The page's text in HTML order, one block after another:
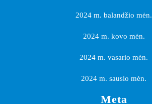
2024 m. balandžio mėn.
2024 m. kovo mėn.
2024 m. vasario mėn.
2024 m. sausio mėn.
Meta